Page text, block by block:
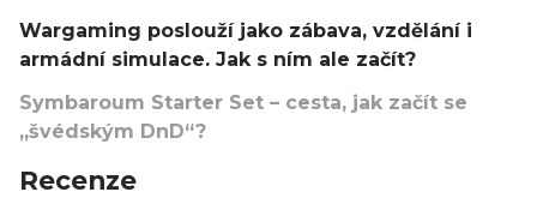
Wargaming poslouží jako zábava, vzdělání i
armádní simulace. Jak s ním ale začít?
Symbaroum Starter Set – cesta, jak začít se
„švédským DnD“?
Recenze